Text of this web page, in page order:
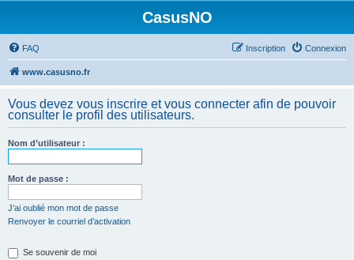
CasusNO
FAQ Connexion
Inscription
www.casusno.fr
Vous devez vous inscrire et vous connecter afin de pouvoir
consulter le profil des utilisateurs.
Nom d’utilisateur :
Mot de passe :
J’ai oublié mon mot de passe
Renvoyer le courriel d’activation
Se souvenir de moi